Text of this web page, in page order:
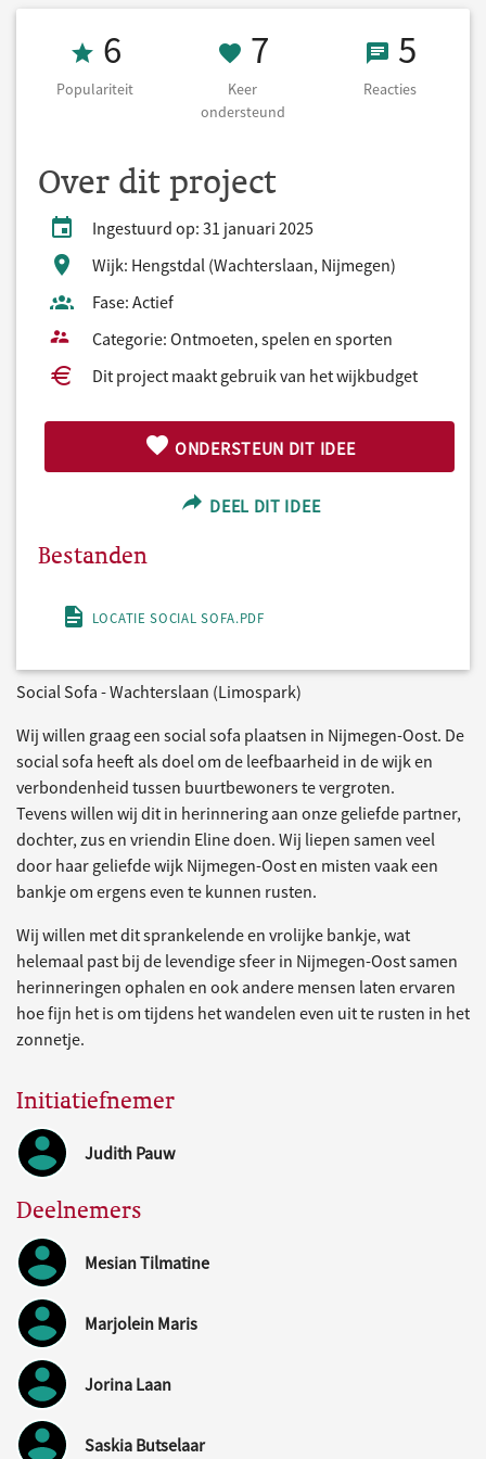
Populariteit 6
6
Populariteit
7 Keer
7
Keer
ondersteund
5 5
Reacties
Over dit project
Ingestuurd op: 31 januari 2025
Wijk: Hengstdal (Wachterslaan, Nijmegen)
Fase: Actief
Categorie: Ontmoeten, spelen en sporten
Dit project maakt gebruik van het wijkbudget
ONDERSTEUN DIT IDEE
DEEL DIT IDEE
Bestanden
LOCATIE SOCIAL SOFA.PDF
Social Sofa - Wachterslaan (Limospark)
Wij willen graag een social sofa plaatsen in Nijmegen-Oost. De
social sofa heeft als doel om de leefbaarheid in de wijk en
verbondenheid tussen buurtbewoners te vergroten.
Tevens willen wij dit in herinnering aan onze geliefde partner,
dochter, zus en vriendin Eline doen. Wij liepen samen veel
door haar geliefde wijk Nijmegen-Oost en misten vaak een
bankje om ergens even te kunnen rusten.
Wij willen met dit sprankelende en vrolijke bankje, wat
helemaal past bij de levendige sfeer in Nijmegen-Oost samen
herinneringen ophalen en ook andere mensen laten ervaren
hoe fijn het is om tijdens het wandelen even uit te rusten in het
zonnetje.
Initiatiefnemer
Judith Pauw
Deelnemers
Mesian Tilmatine
Marjolein Maris
Jorina Laan
Saskia Butselaar